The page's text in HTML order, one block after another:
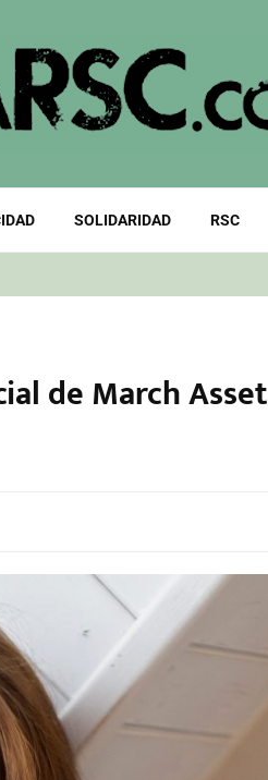
SOLIDARIDAD RSC
de March Asset